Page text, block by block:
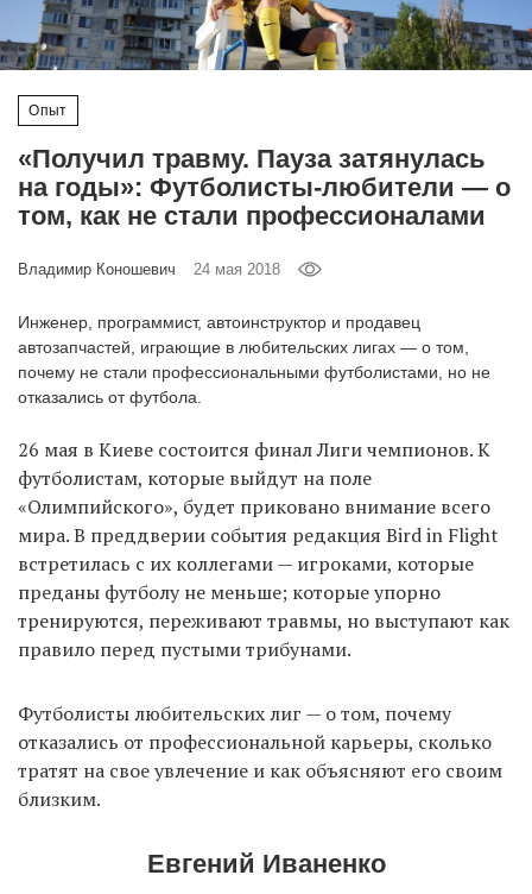
EN
UA
Опыт
«Получил травму. Пауза затянулась
на годы»: Футболисты-любители — о
том, как не стали профессионалами
Владимир Коношевич 24 мая 2018
Инженер, программист, автоинструктор и продавец
автозапчастей, играющие в любительских лигах — о том,
почему не стали профессиональными футболистами, но не
отказались от футбола.
26 мая в Киеве состоится финал Лиги чемпионов. К
футболистам, которые выйдут на поле
«Олимпийского», будет приковано внимание всего
мира. В преддверии события редакция Bird in Flight
встретилась с их коллегами — игроками, которые
преданы футболу не меньше; которые упорно
тренируются, переживают травмы, но выступают как
правило перед пустыми трибунами.
Футболисты любительских лиг — о том, почему
отказались от профессиональной карьеры, сколько
тратят на свое увлечение и как объясняют его своим
близким.
Евгений Иваненко